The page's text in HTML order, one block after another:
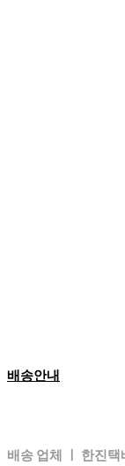
배송안내
배송 업체 ㅣ 한진